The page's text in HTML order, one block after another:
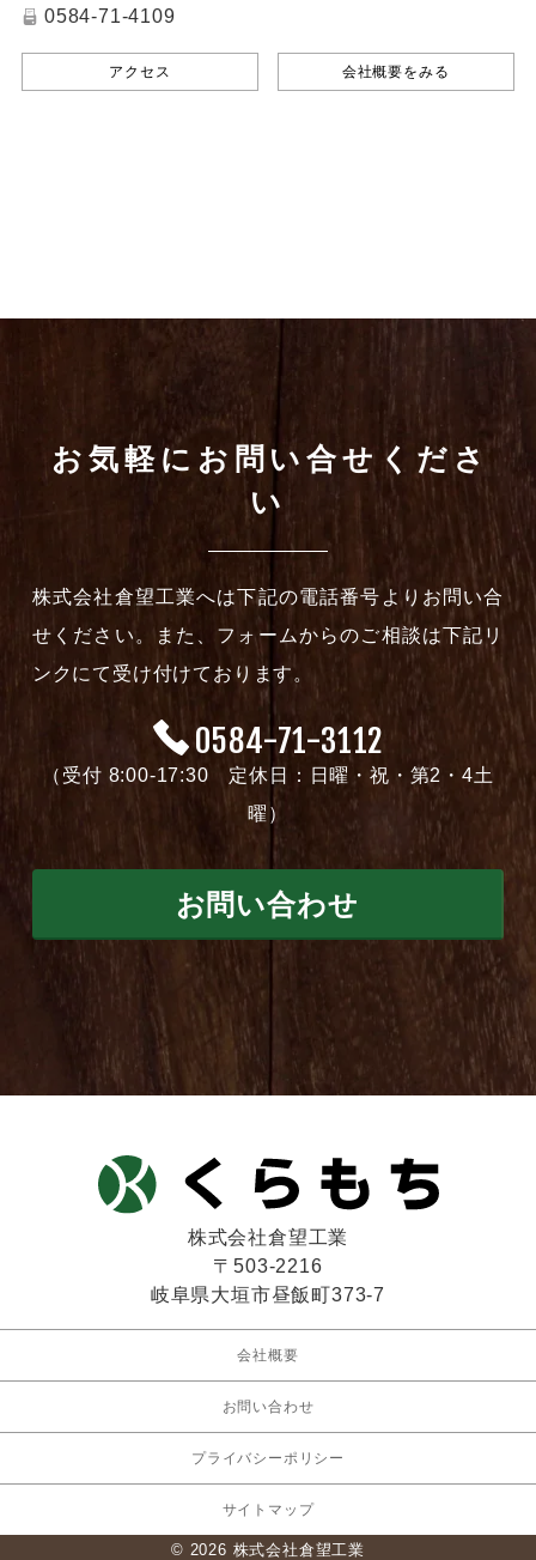
0584-71-4109
アクセス 会社概要をみる
お気軽にお問い合せくださ
い
株式会社倉望工業へは下記の電話番号よりお問い合
せください。また、フォームからのご相談は下記リ
ンクにて受け付けております。
0584-71-3112
（受付 8:00-17:30 定休日：日曜・祝・第2・4土
曜）
お問い合わせ
株式会社倉望工業
〒503-2216
岐阜県大垣市昼飯町373-7
会社概要
お問い合わせ
プライバシーポリシー
サイトマップ
© 2026 株式会社倉望工業